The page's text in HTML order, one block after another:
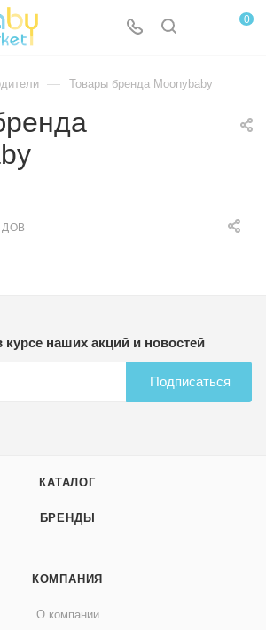
0
— Товары бренда Moonybaby
курсе наших акций и новостей
Подписаться
КАТАЛОГ
БРЕНДЫ
КОМПАНИЯ
О компании